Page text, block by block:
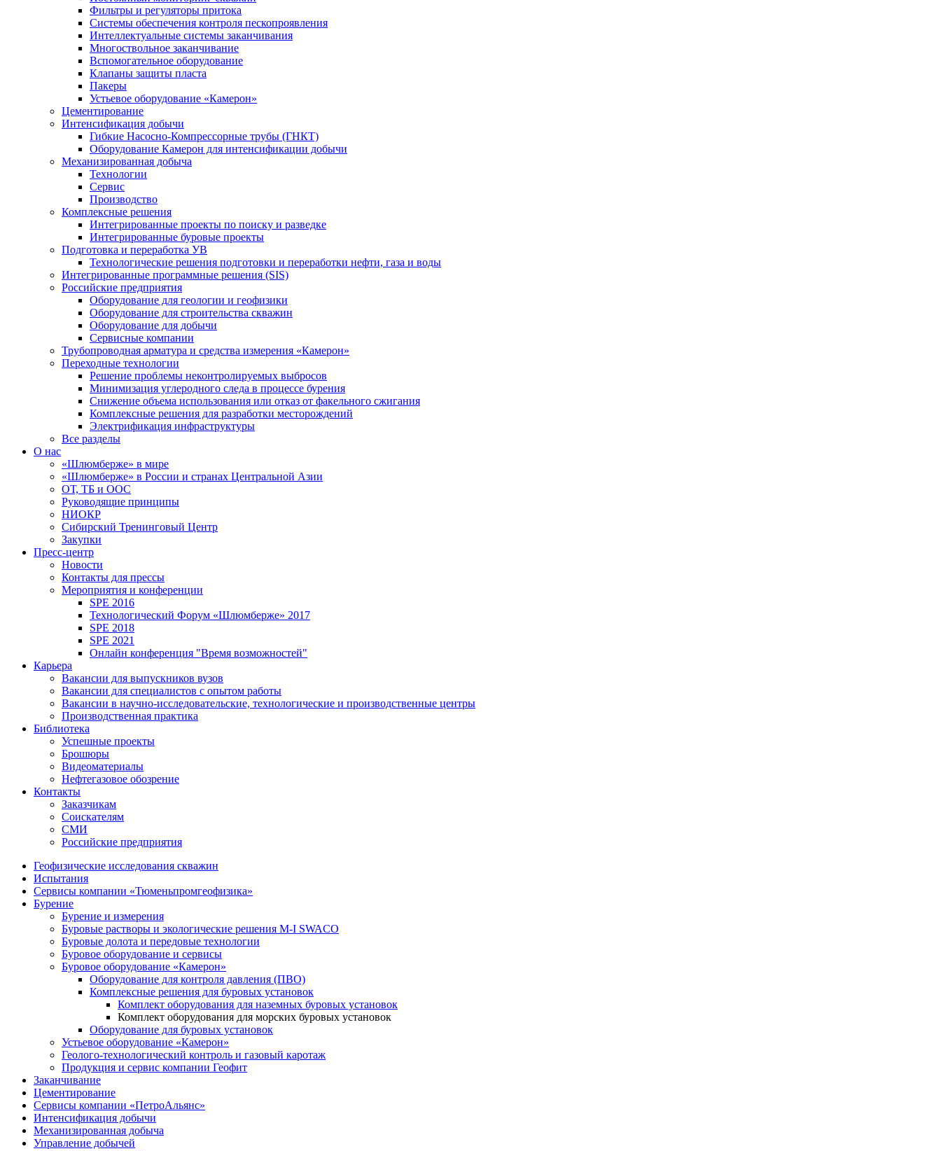
Фильтры и регуляторы притока
Cистемы обеспечения контроля пескопроявления
Интеллектуальные системы заканчивания
Многоствольное заканчивание
Вспомогательное оборудование
Клапаны защиты пласта
Пакеры
Устьевое оборудование «Камерон»
Цементирование
Интенсификация добычи
Гибкие Насосно-Компрессорные трубы (ГНКТ)
Оборудование Камерон для интенсификации добычи
Механизированная добыча
Технологии
Сервис
Производство
Комплексные решения
Интегрированные проекты по поиску и разведке
Интегрированные буровые проекты
Подготовка и переработка УВ
Технологические решения подготовки и переработки нефти, газа и воды
Интегрированные программные решения (SIS)
Российские предприятия
Оборудование для геологии и геофизики
Оборудование для строительства скважин
Оборудование для добычи
Сервисные компании
Трубопроводная арматура и средства измерения «Камерон»
Переходные технологии
Решение проблемы неконтролируемых выбросов
Минимизация углеродного следа в процессе бурения
Снижение объема использования или отказ от факельного сжигания
Комплексные решения для разработки месторождений
Электрификация инфраструктуры
Все разделы
О нас
«Шлюмберже» в мире
«Шлюмберже» в России и странах Центральной Азии
ОТ, ТБ и ООС
Руководящие принципы
НИОКР
Сибирский Тренинговый Центр
Закупки
Пресс-центр
Новости
Контакты для прессы
Мероприятия и конференции
SPE 2016
Технологический Форум «Шлюмберже» 2017
SPE 2018
SPE 2021
Онлайн конференция "Время возможностей"
Карьера
Вакансии для выпускников вузов
Вакансии для специалистов с опытом работы
Вакансии в научно-исследовательские, технологические и производственные центры
Производственная практика
Библиотека
Успешные проекты
Брошюры
Видеоматериалы
Нефтегазовое обозрение
Контакты
Заказчикам
Соискателям
СМИ
Российские предприятия
Геофизические исследования скважин
Испытания
Сервисы компании «Тюменьпромгеофизика»
Бурение
Бурение и измерения
Буровые растворы и экологические решения M-I SWACO
Буровые долота и передовые технологии
Буровое оборудование и сервисы
Буровое оборудование «Камерон»
Оборудование для контроля давления (ПВО)
Комплексные решения для буровых установок
Комплект оборудования для наземных буровых установок
Комплект оборудования для морских буровых установок
Оборудование для буровых установок
Устьевое оборудование «Камерон»
Геолого-технологический контроль и газовый каротаж
Продукция и сервис компании Геофит
Заканчивание
Цементирование
Сервисы компании «ПетроАльянс»
Интенсификация добычи
Механизированная добыча
Управление добычей